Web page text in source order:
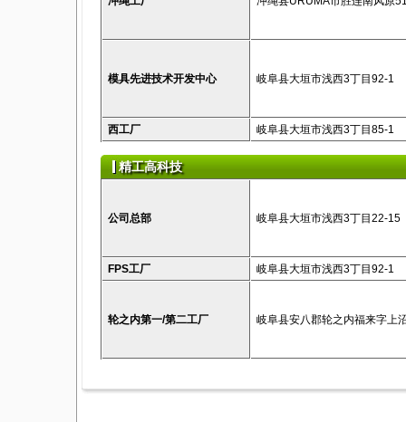
模具先进技术开发中心 岐阜县大垣市浅西3丁目92-1
西工厂 岐阜县大垣市浅西3丁目85-1
精工高科技
公司总部 岐阜县大垣市浅西3丁目22-15
FPS工厂 岐阜县大垣市浅西3丁目92-1
轮之内第一/第二工厂 岐阜县安八郡轮之内福来字上